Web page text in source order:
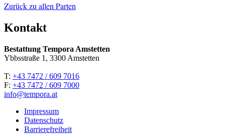
Zurück zu allen Parten
Kontakt
Bestattung Tempora Amstetten
Ybbsstraße 1, 3300 Amstetten
T: +43 7472 / 609 7016
F: +43 7472 / 609 7000
info@tempora.at
Impressum
Datenschutz
Barrierefreiheit